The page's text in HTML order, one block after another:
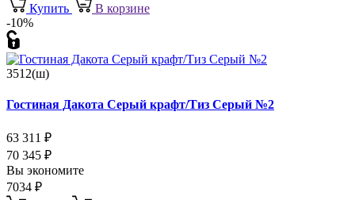
Купить
В корзине
-10%
3512(ш)
Гостиная Дакота Серый крафт/Тиз Серый №2
63 311 ₽
70 345 ₽
Вы экономите
7034 ₽